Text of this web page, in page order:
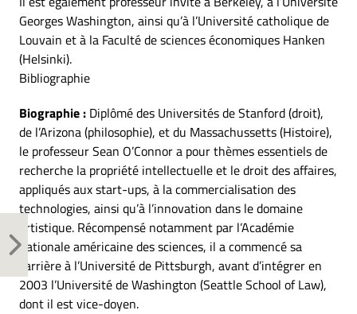
Georges Washington, ainsi qu’à l’Université catholique de
Louvain et à la Faculté de sciences économiques Hanken
(Helsinki).
Bibliographie
Biographie : Diplômé des Universités de Stanford (droit),
de l’Arizona (philosophie), et du Massachussetts (Histoire),
le professeur Sean O’Connor a pour thèmes essentiels de
recherche la propriété intellectuelle et le droit des affaires,
appliqués aux start-ups, à la commercialisation des
technologies, ainsi qu’à l’innovation dans le domaine
artistique. Récompensé notamment par l’Académie
nationale américaine des sciences, il a commencé sa
carrière à l’Université de Pittsburgh, avant d’intégrer en
2003 l’Université de Washington (Seattle School of Law),
dont il est vice-doyen.